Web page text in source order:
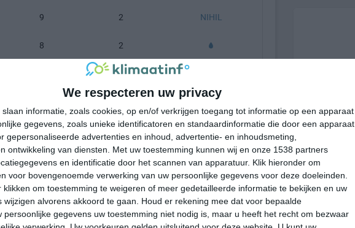
We respecteren uw privacy
slaan informatie, zoals cookies, op en/of verkrijgen toegang tot informatie op een apparaat
gegevens, zoals unieke identificatoren en standaardinformatie die door een apparaat
gepersonaliseerde advertenties en inhoud, advertentie- en inhoudsmeting,
ontwikkeling van diensten.
Met uw toestemming kunnen wij en onze 1538 partners
en identificatie door het scannen van apparatuur. Klik hieronder om
voor bovengenoemde verwerking van uw persoonlijke gegevens voor deze doeleinden.
klikken om toestemming te weigeren of meer gedetailleerde informatie te bekijken en uw
alvorens akkoord te gaan.
Houd er rekening mee dat voor bepaalde
persoonlijke gegevens uw toestemming niet nodig is, maar u heeft het recht om bezwaar
9 2 NIHIL
8 2
3